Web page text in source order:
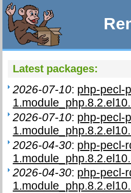
Latest packages:
2026-07-10: php-pecl-
2026-07-10: php-pecl-
2026-04-30: php-pecl-
2026-04-30: php-pecl-